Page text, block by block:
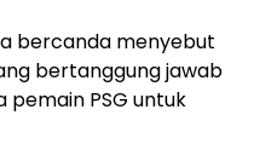
bercanda menyebut
bertanggung jawab
PSG untuk